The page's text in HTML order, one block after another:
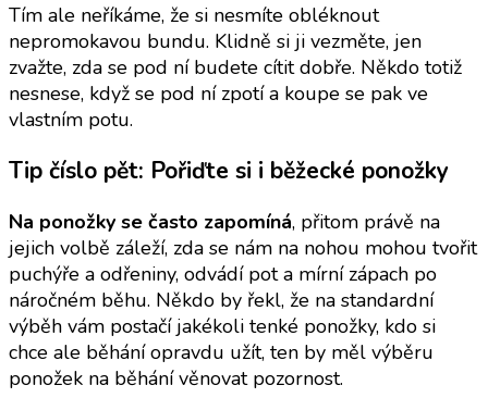
Tím ale neříkáme, že si nesmíte obléknout
nepromokavou bundu. Klidně si ji vezměte, jen
zvažte, zda se pod ní budete cítit dobře. Někdo totiž
nesnese, když se pod ní zpotí a koupe se pak ve
vlastním potu.
Tip číslo pět: Pořiďte si i běžecké ponožky
Na ponožky se často zapomíná, přitom právě na
jejich volbě záleží, zda se nám na nohou mohou tvořit
puchýře a odřeniny, odvádí pot a mírní zápach po
náročném běhu. Někdo by řekl, že na standardní
výběh vám postačí jakékoli tenké ponožky, kdo si
chce ale běhání opravdu užít, ten by měl výběru
ponožek na běhání věnovat pozornost.